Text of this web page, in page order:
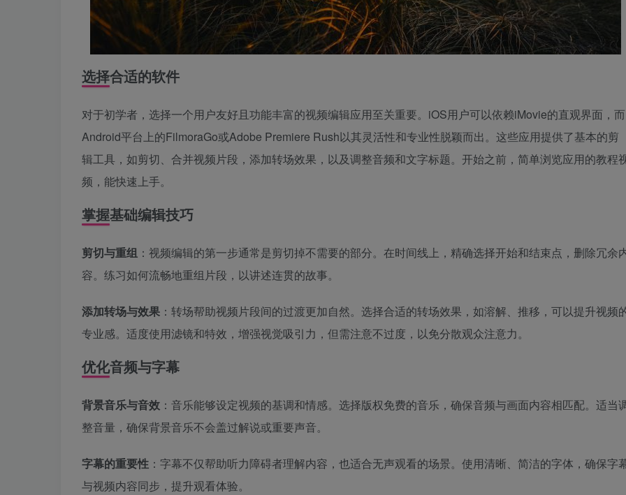
选择合适的软件
对于初学者，选择一个用户友好且功能丰富的视频编辑应用至关重要。iOS用户可以依赖iMovie的直观界面，而
Android平台上的FilmoraGo或Adobe Premiere Rush以其灵活性和专业性脱颖而出。这些应用提供了基本的剪
辑工具，如剪切、合并视频片段，添加转场效果，以及调整音频和文字标题。开始之前，简单浏览应用的教程
频，能快速上手。
掌握基础编辑技巧
剪切与重组 ：视频编辑的第一步通常是剪切掉不需要的部分。在时间线上，精确选择开始和结束点，删除冗余
容。练习如何流畅地重组片段，以讲述连贯的故事。
添加转场与效果 ：转场帮助视频片段间的过渡更加自然。选择合适的转场效果，如溶解、推移，可以提升视频
专业感。适度使用滤镜和特效，增强视觉吸引力，但需注意不过度，以免分散观众注意力。
优化音频与字幕
背景音乐与音效 ：音乐能够设定视频的基调和情感。选择版权免费的音乐，确保音频与画面内容相匹配。适当
整音量，确保背景音乐不会盖过解说或重要声音。
字幕的重要性 ：字幕不仅帮助听力障碍者理解内容，也适合无声观看的场景。使用清晰、简洁的字体，确保字
与视频内容同步，提升观看体验。